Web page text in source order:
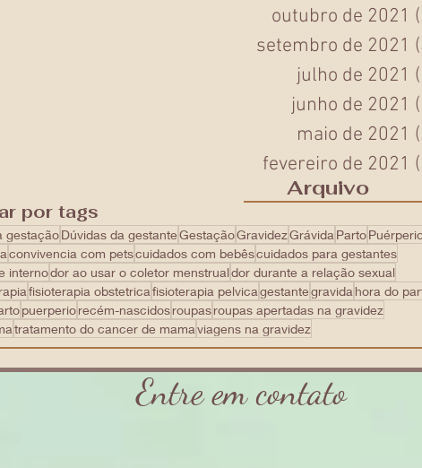
Arquivo
outubro de 2021
setembro de 2021
julho de 2021
junho de 2021
maio de 2021
fevereiro de 2021
por tags
gestaçãoDúvidas da gestanteGestaçãoGravidezGrávida Parto
convivencia com petscuidados com bebêscuidados para gestantes
internodor ao usar o coletor menstrualdor durante a relação sexual
fisioterapia obstetricafisioterapia pelvicagestantegravida hora do
puerperiorecém-nascidosroupasroupas apertadas na gravidez
tratamento do cancer de mamaviagens na gravidez
Entre em contato